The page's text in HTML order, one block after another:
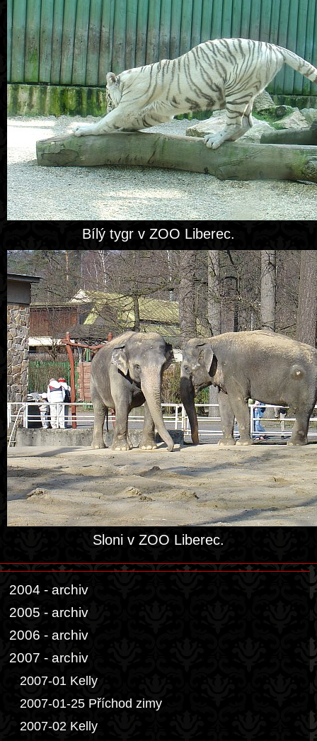
Bílý tygr v ZOO Liberec.
Sloni v ZOO Liberec.
2004 - archiv
2005 - archiv
2006 - archiv
2007 - archiv
2007-01 Kelly
2007-01-25 Příchod zimy
2007-02 Kelly